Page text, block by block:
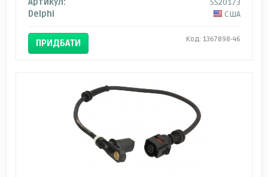
Delphi
США
ПРИДБАТИ Код: 1367898-46